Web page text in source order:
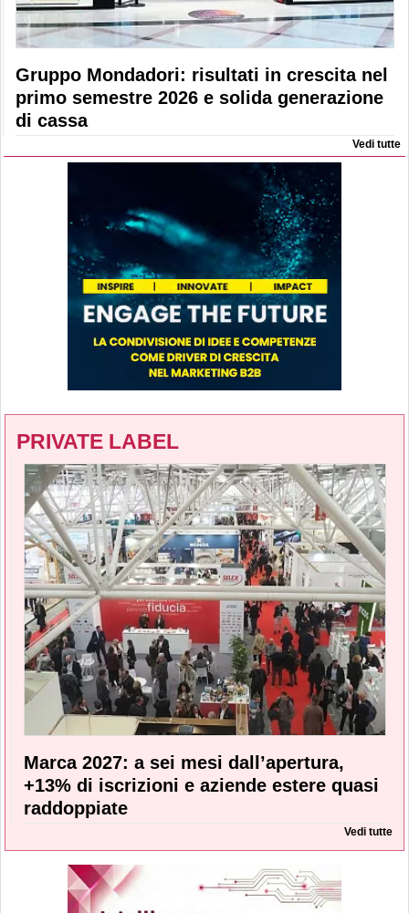
Gruppo Mondadori: risultati in crescita nel
primo semestre 2026 e solida generazione
di cassa
Vedi tutte
PRIVATE LABEL
Marca 2027: a sei mesi dall’apertura,
+13% di iscrizioni e aziende estere quasi
raddoppiate
Vedi tutte